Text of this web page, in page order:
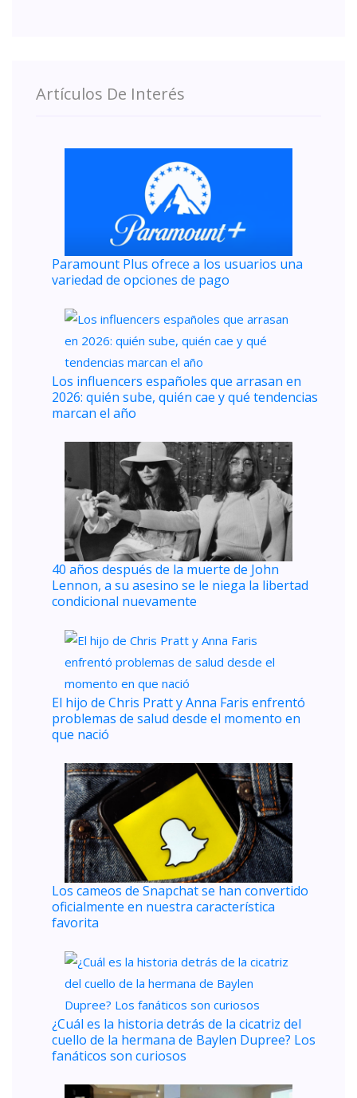
Artículos De Interés
Paramount Plus ofrece a los usuarios una
variedad de opciones de pago
Los influencers españoles que arrasan en
2026: quién sube, quién cae y qué tendencias
marcan el año
40 años después de la muerte de John
Lennon, a su asesino se le niega la libertad
condicional nuevamente
El hijo de Chris Pratt y Anna Faris enfrentó
problemas de salud desde el momento en
que nació
Los cameos de Snapchat se han convertido
oficialmente en nuestra característica
favorita
¿Cuál es la historia detrás de la cicatriz del
cuello de la hermana de Baylen Dupree? Los
fanáticos son curiosos